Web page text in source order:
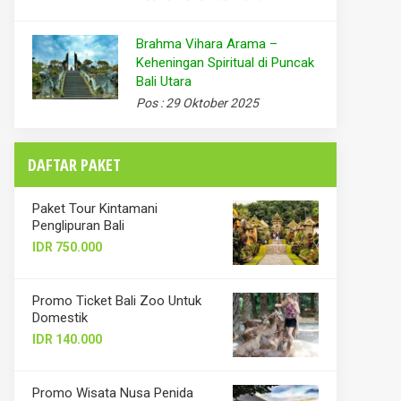
Brahma Vihara Arama –
Keheningan Spiritual di Puncak
Bali Utara
Pos : 29 Oktober 2025
DAFTAR PAKET
Paket Tour Kintamani
Penglipuran Bali
IDR 750.000
Promo Ticket Bali Zoo Untuk
Domestik
IDR 140.000
Promo Wisata Nusa Penida